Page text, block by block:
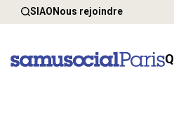
SIAONous rejoindre